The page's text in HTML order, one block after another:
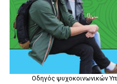
Οδηγός ψυχοκοινωνικών